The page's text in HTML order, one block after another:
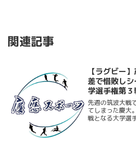
関連記事
【ラグビー
差で惜敗し
学選手権第
先週の筑波大戦
てしまった慶大
戦となる大学選